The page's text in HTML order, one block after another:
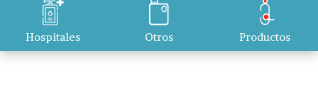
Hospitales Otros Productos